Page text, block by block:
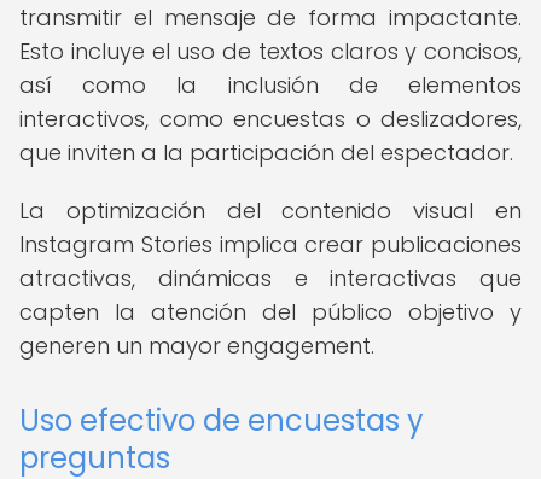
transmitir el mensaje de forma impactante.
Esto incluye el uso de textos claros y concisos,
así como la inclusión de elementos
interactivos, como encuestas o deslizadores,
que inviten a la participación del espectador.
La optimización del contenido visual en
Instagram Stories implica crear publicaciones
atractivas, dinámicas e interactivas que
capten la atención del público objetivo y
generen un mayor engagement.
Uso efectivo de encuestas y
preguntas